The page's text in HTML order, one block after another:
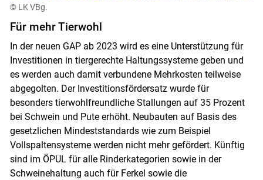
© LK VBg.
Für mehr Tierwohl
In der neuen GAP ab 2023 wird es eine Unterstützung für
Investitionen in tiergerechte Haltungssysteme geben und
es werden auch damit verbundene Mehrkosten teilweise
abgegolten. Der Investitionsfördersatz wurde für
besonders tierwohlfreundliche Stallungen auf 35 Prozent
bei Schwein und Pute erhöht. Neubauten auf Basis des
gesetzlichen Mindeststandards wie zum Beispiel
Vollspaltensysteme werden nicht mehr gefördert. Künftig
sind im ÖPUL für alle Rinderkategorien sowie in der
Schweinehaltung auch für Ferkel sowie die